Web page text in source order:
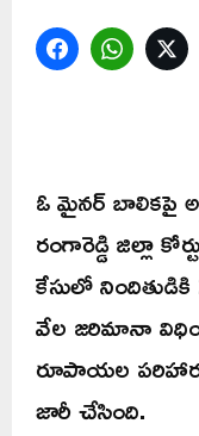
Facebook
ఓ మైనర్ బాలికపై
రంగారెడ్డి జిల్లా
కేసులో
వేల జరిమానా
రూపాయల
జారీ చేసింది.